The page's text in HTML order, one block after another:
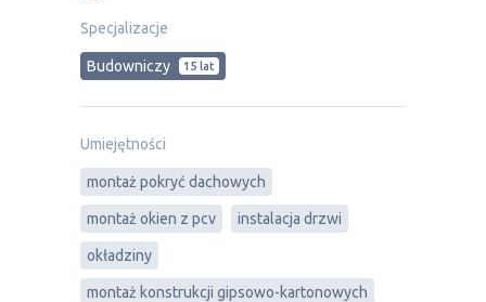
Specjalizacje
Budowniczy 15 lat
Umiejętności
montaż pokryć dachowych
montaż okien z pcv instalacja drzwi
okładziny
montaż konstrukcji gipsowo-kartonowych